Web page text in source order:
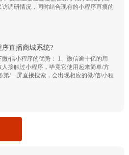
调研情况，同时结合现有的小程序直播的
直播商城系统?
/信小程序的优势： 1、微信逾十亿的用
人接触过小程序，毕竟它使用起来简单/方
/第/一屏直接搜索，会出现相应的微/信/小程